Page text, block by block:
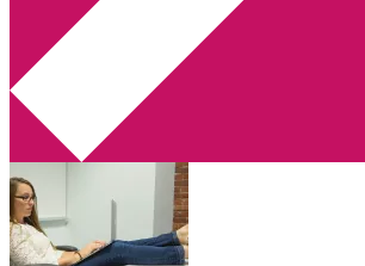
Läsa och lyssna har intervjuat
översättaren Nils Larsson
2018-10-13 byAnnika